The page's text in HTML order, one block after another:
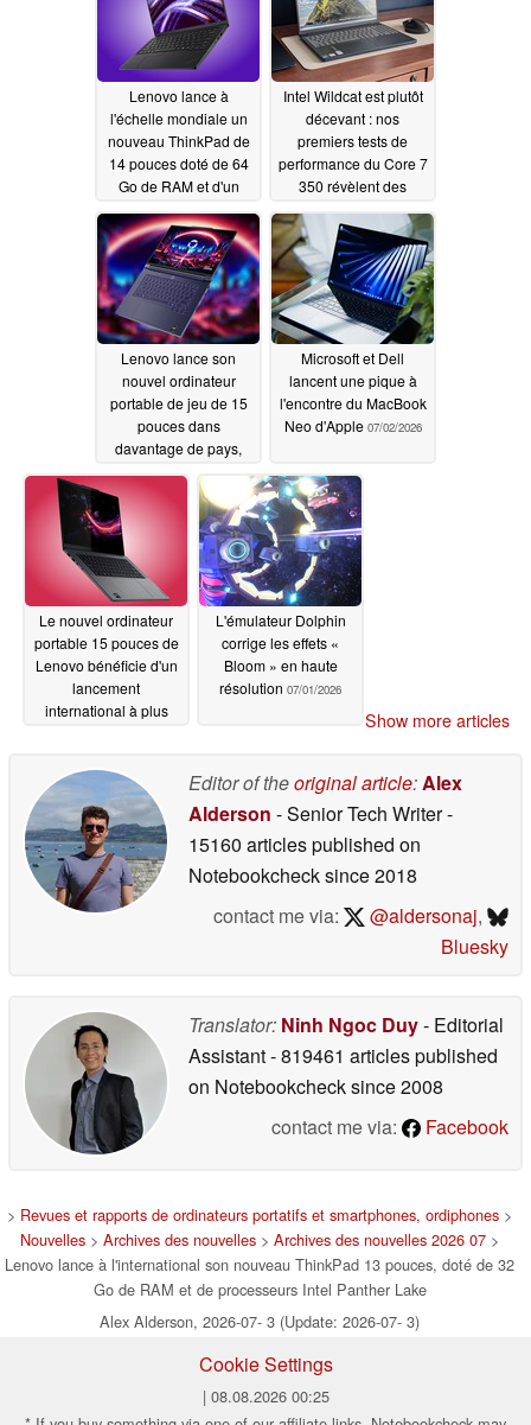
Lenovo lance à
l'échelle mondiale un
nouveau ThinkPad de
14 pouces doté de 64
Go de RAM et d'un
07/02/2026
Intel Wildcat est plutôt
décevant : nos
premiers tests de
performance du Core 7
350 révèlent des
modestes07/02/2026
Lenovo lance son
nouvel ordinateur
portable de jeu de 15
pouces dans
davantage de pays,
mémoire vidéo
07/02/2026
Microsoft et Dell
lancent une pique à
l'encontre du MacBook
Neo d'Apple 07/02/2026
Le nouvel ordinateur
portable 15 pouces de
Lenovo bénéficie d'un
lancement
international à plus
100 nits et de 48 Go de
mémoire vidéo
07/01/2026
L'émulateur Dolphin
corrige les effets «
Bloom » en haute
résolution 07/01/2026
Show more articles
Editor of theoriginal article:Alex
Alderson - Senior Tech Writer-
15160 articles published on
Notebookchecksince 2018
contact me via:
@aldersonaj,
Bluesky
Translator: Ninh Ngoc Duy- Editorial
Assistant- 819461 articles published
on Notebookchecksince 2008
contact me via:
Facebook
> Revues et rapports de ordinateurs portatifs et smartphones, ordiphones >
Nouvelles > Archives des nouvelles > Archives des nouvelles 2026 07 >
Lenovo lance à l'international son nouveau ThinkPad 13 pouces, doté de 32
Go de RAM et de processeurs Intel Panther Lake
Alex Alderson, 2026-07- 3 (Update: 2026-07- 3)
Cookie Settings
| 08.08.2026 00:25